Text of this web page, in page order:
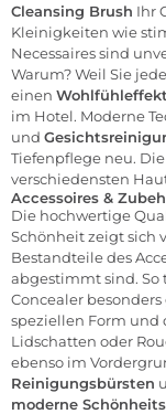
Cleansing Brush Ihr
Kleinigkeiten wie
Necessaires sind
Warum? Weil Sie
einen
im Hotel. Moderne
und
Tiefenpflege neu.
verschiedensten
Accessoires &
Die hochwertige
Schönheit zeigt sich
Bestandteile des
abgestimmt sind. So
Concealer
speziellen Form und
Lidschatten oder
ebenso im
Reinigungsbürsten
moderne